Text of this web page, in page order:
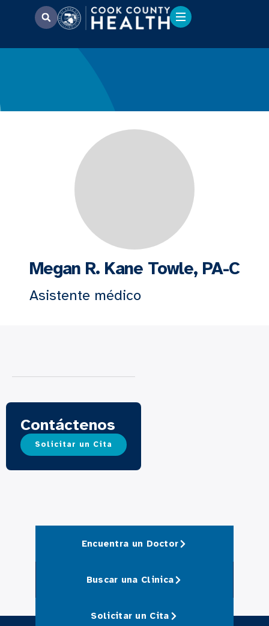
Megan R. Kane Towle, PA-C
Asistente médico
Contáctenos
Solicitar un Cita
Encuentra un Doctor
Buscar una Clinica
Solicitar un Cita